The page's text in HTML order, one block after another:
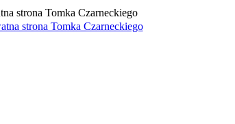
strona Tomka Czarneckiego